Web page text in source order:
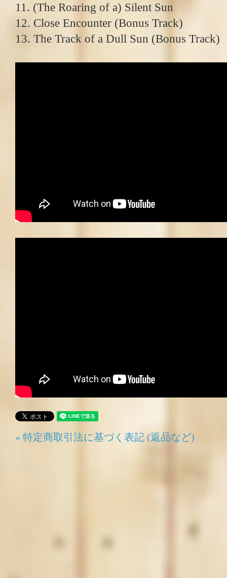
11. (The Roaring of a) Silent Sun
12. Close Encounter (Bonus Track)
13. The Track of a Dull Sun (Bonus Track)
» 特定商取引法に基づく表記 (返品など)